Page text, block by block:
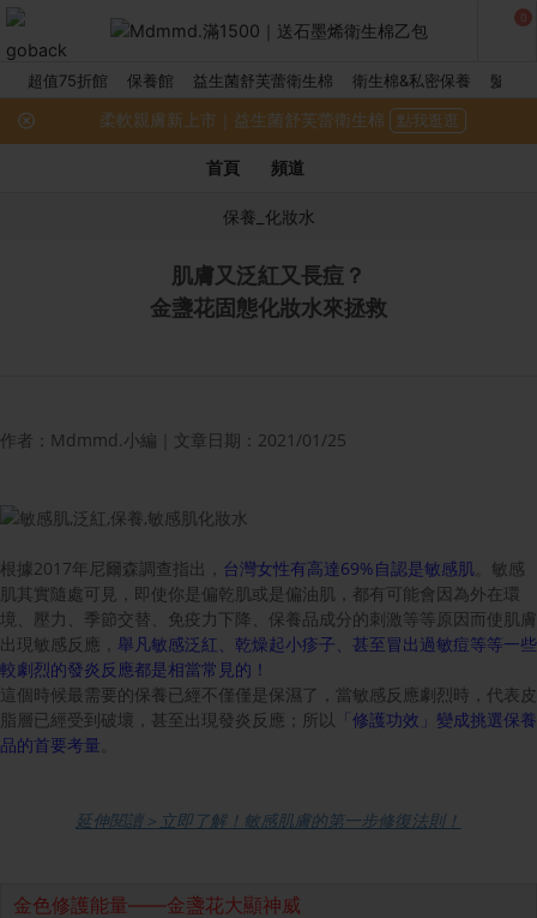
0
超值75折館 保養館 益生菌舒芙蕾衛生棉 衛生棉&私密保養 髮品館
柔軟親膚新上市｜益生菌舒芙蕾衛生棉 點我逛逛
首頁 頻道
保養_化妝水
肌膚又泛紅又長痘？
金盞花固態化妝水來拯救
作者：Mdmmd.小編｜文章日期：2021/01/25
根據2017年尼爾森調查指出， 台灣女性有高達69%自認是敏感肌 。敏感
肌其實隨處可見，即使你是偏乾肌或是偏油肌，都有可能會因為外在環
境、壓力、季節交替、免疫力下降、保養品成分的刺激等等原因而使肌膚
出現敏感反應， 舉凡敏感泛紅、乾燥起小疹子、甚至冒出過敏痘等等一些
較劇烈的發炎反應都是相當常見的！
這個時候最需要的保養已經不僅僅是保濕了，當敏感反應劇烈時，代表皮
脂層已經受到破壞，甚至出現發炎反應；所以 「修護功效」變成挑選保養
品的首要考量
延伸閱讀＞立即了解！敏感肌膚的第一步修復法則！
金色修護能量——金盞花大顯神威